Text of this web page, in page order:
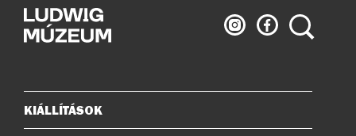
Ludwig
Múzeum
Ludwig
Múzeum
Keresés
Oldaltérkép
KIÁLLÍTÁSOK